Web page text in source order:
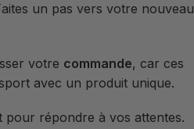
un pas vers votre nouveau
votre commande, car ces
avec un produit unique.
répondre à vos attentes.